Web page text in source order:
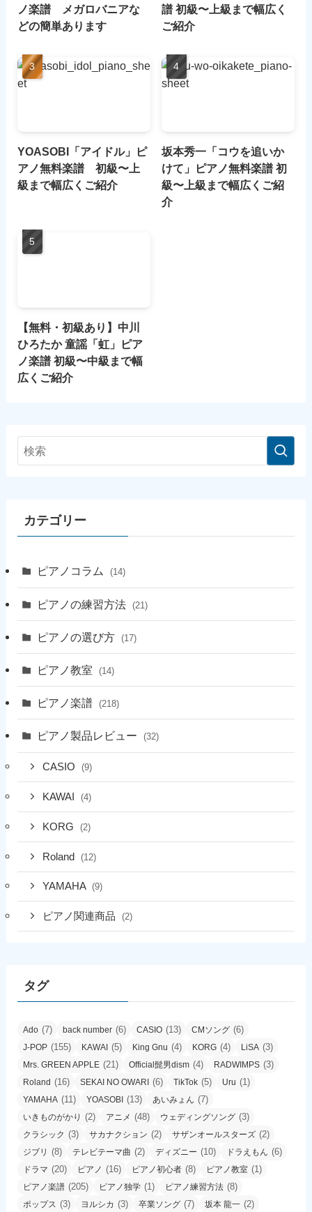
ノ楽譜 メガロバニアな
どの簡単あります
譜 初級〜上級まで幅広く
ご紹介
YOASOBI「アイドル」ピ
アノ無料楽譜 初級〜上
級まで幅広くご紹介
坂本秀一「コウを追いか
けて」ピアノ無料楽譜 初
級〜上級まで幅広くご紹
介
【無料・初級あり】中川
ひろたか 童謡「虹」ピア
ノ楽譜 初級〜中級まで幅
広くご紹介
カテゴリー
ピアノコラム (14)
ピアノの練習方法 (21)
ピアノの選び方 (17)
ピアノ教室 (14)
ピアノ楽譜 (218)
ピアノ製品レビュー (32)
CASIO (9)
KAWAI (4)
KORG (2)
Roland (12)
YAMAHA (9)
ピアノ関連商品 (2)
タグ
Ado (7) back number (6) CASIO (13) CMソング (6)
J-POP (155) KAWAI (5) King Gnu (4) KORG (4) LiSA (3)
Mrs. GREEN APPLE (21) Official髭男dism (4) RADWIMPS (3)
Roland (16) SEKAI NO OWARI (6) TikTok (5) Uru (1)
YAMAHA (11) YOASOBI (13) あいみょん (7)
いきものがかり (2) アニメ (48) ウェディングソング (3)
クラシック (3) サカナクション (2) サザンオールスターズ (2)
ジブリ (8) テレビテーマ曲 (2) ディズニー (10) ドラえもん (6)
ドラマ (20) ピアノ (16) ピアノ初心者 (8) ピアノ教室 (1)
ピアノ楽譜 (205) ピアノ独学 (1) ピアノ練習方法 (8)
ポップス (3) ヨルシカ (3) 卒業ソング (7) 坂本 龍一 (2)